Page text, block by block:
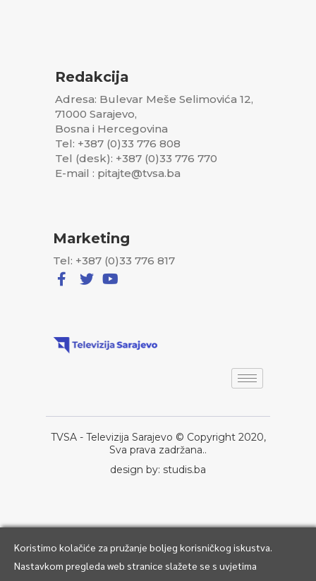
Redakcija
Adresa: Bulevar Meše Selimovića 12,
71000 Sarajevo,
Bosna i Hercegovina
Tel: +387 (0)33 776 808
Tel (desk): +387 (0)33 776 770
E-mail : pitajte@tvsa.ba
Marketing
Tel: +387 (0)33 776 817
TVSA - Televizija Sarajevo © Copyright 2020,
Sva prava zadržana..
design by: studis.ba
Koristimo kolačiće za pružanje boljeg korisničkog iskustva.
Nastavkom pregleda web stranice slažete se s uvjetima